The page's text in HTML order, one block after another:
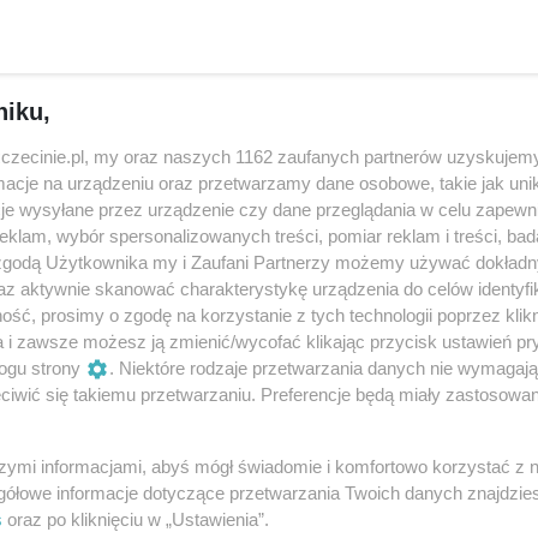
Architektury Wnętrz w Akademii Sztuki
projekty studenckie realizowane w zakresie
propozycje projektowe związane z naszym
pracowni projektują istniejące obiekty lub
ich kształtowania. Autorzy przedstawiają ideowe
projektowe, często problemowe wskazując
mogą stanowić drogowskaz do rozwijania
Julia Bojczuk, Anna Chorna, Oliwia Gumowska,
Agata Kapinos, Wiktoria Kuchcińska-Jaji, Kaja
my oraz naszych 1162 zaufanych partnerów
na urządzeniu oraz przetwarzamy dane osobowe, takie jak
wysyłane przez urządzenie czy dane przeglądania w celu
wybór spersonalizowanych treści, pomiar reklam i treści,
Użytkownika my i Zaufani Partnerzy możemy używać
aktywnie skanować charakterystykę urządzenia do celów
prosimy o zgodę na korzystanie z tych technologii poprzez
i zawsze możesz ją zmienić/wycofać klikając przycisk ustawień
strony
. Niektóre rodzaje przetwarzania danych nie
się takiemu przetwarzaniu. Preferencje będą miały
informacjami, abyś mógł świadomie i komfortowo korzystać z
informacje dotyczące przetwarzania Twoich danych
oraz po kliknięciu w „Ustawienia”.